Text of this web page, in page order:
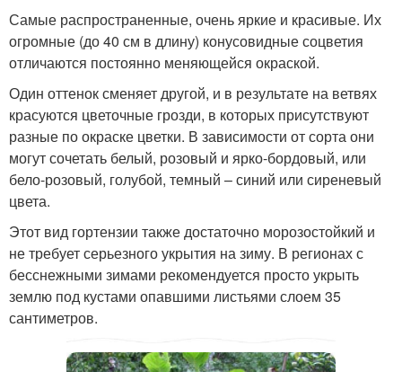
Самые распространенные, очень яркие и красивые. Их
огромные (до 40 см в длину) конусовидные соцветия
отличаются постоянно меняющейся окраской.
Один оттенок сменяет другой, и в результате на ветвях
красуются цветочные грозди, в которых присутствуют
разные по окраске цветки. В зависимости от сорта они
могут сочетать белый, розовый и ярко-бордовый, или
бело-розовый, голубой, темный – синий или сиреневый
цвета.
Этот вид гортензии также достаточно морозостойкий и
не требует серьезного укрытия на зиму. В регионах с
бесснежными зимами рекомендуется просто укрыть
землю под кустами опавшими листьями слоем 35
сантиметров.